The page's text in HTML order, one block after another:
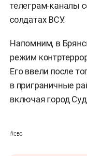
телеграм-каналы
солдатах ВСУ.
Напомним, в
режим
Его ввели после
в приграничные
включая город
#сво